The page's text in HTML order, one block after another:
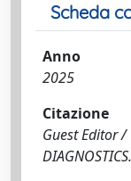
Scheda
Anno
2025
Citazione
Guest Editor